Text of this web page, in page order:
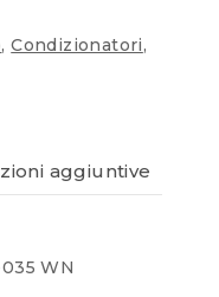
,Condizionatori,
aggiuntive
WN